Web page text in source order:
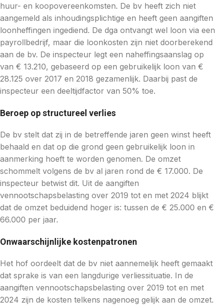
huur- en koopovereenkomsten. De bv heeft zich niet
aangemeld als inhoudingsplichtige en heeft geen aangiften
loonheffingen ingediend. De dga ontvangt wel loon via een
payrollbedrijf, maar die loonkosten zijn niet doorberekend
aan de bv. De inspecteur legt een naheffingsaanslag op
van € 13.210, gebaseerd op een gebruikelijk loon van €
28.125 over 2017 en 2018 gezamenlijk. Daarbij past de
inspecteur een deeltijdfactor van 50% toe.
Beroep op structureel verlies
De bv stelt dat zij in de betreffende jaren geen winst heeft
behaald en dat op die grond geen gebruikelijk loon in
aanmerking hoeft te worden genomen. De omzet
schommelt volgens de bv al jaren rond de € 17.000. De
inspecteur betwist dit. Uit de aangiften
vennootschapsbelasting over 2019 tot en met 2024 blijkt
dat de omzet beduidend hoger is: tussen de € 25.000 en €
66.000 per jaar.
Onwaarschijnlijke kostenpatronen
Het hof oordeelt dat de bv niet aannemelijk heeft gemaakt
dat sprake is van een langdurige verliessituatie. In de
aangiften vennootschapsbelasting over 2019 tot en met
2024 zijn de kosten telkens nagenoeg gelijk aan de omzet.